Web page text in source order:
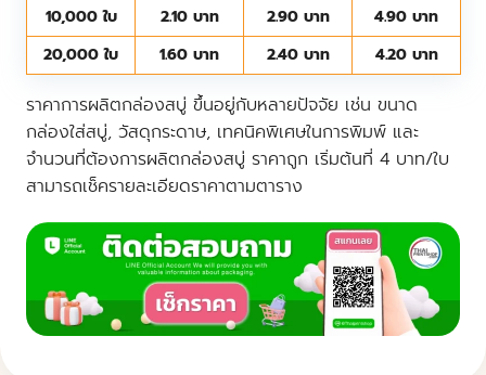
10,000 ใบ
2.10 บาท 2.90 บาท
4.90 บาท
20,000 ใบ
1.60 บาท 2.40 บาท 4.20 บาท
ราคาการผลิตกล่องสบู่ ขึ้นอยู่กับหลายปัจจัย เช่น ขนาด
กล่องใส่สบู่, วัสดุกระดาษ, เทคนิคพิเศษในการพิมพ์ และ
จำนวนที่ต้องการผลิตกล่องสบู่ ราคาถูก เริ่มต้นที่ 4 บาท/ใบ
สามารถเช็ครายละเอียดราคาตามตาราง